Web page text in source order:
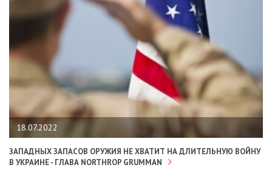
18.07.2022
ЗАПАДНЫХ ЗАПАСОВ ОРУЖИЯ НЕ ХВАТИТ НА ДЛИТЕЛЬНУЮ ВОЙНУ
В УКРАИНЕ - ГЛАВА NORTHROP GRUMMAN